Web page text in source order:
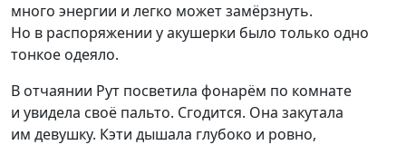
много энергии и легко может замёрзнуть.
Но в распоряжении у акушерки было только одно
тонкое одеяло.
В отчаянии Рут посветила фонарём по комнате
и увидела своё пальто. Сгодится. Она закутала
им девушку. Кэти дышала глубоко и ровно,